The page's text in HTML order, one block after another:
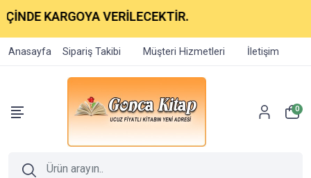
KARGOYA VERİLECEKTİR.
Anasayfa Sipariş Takibi Müşteri Hizmetleri İletişim
0